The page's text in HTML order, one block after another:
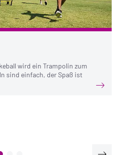
wird ein Trampolin zum
sind einfach, der Spaß ist